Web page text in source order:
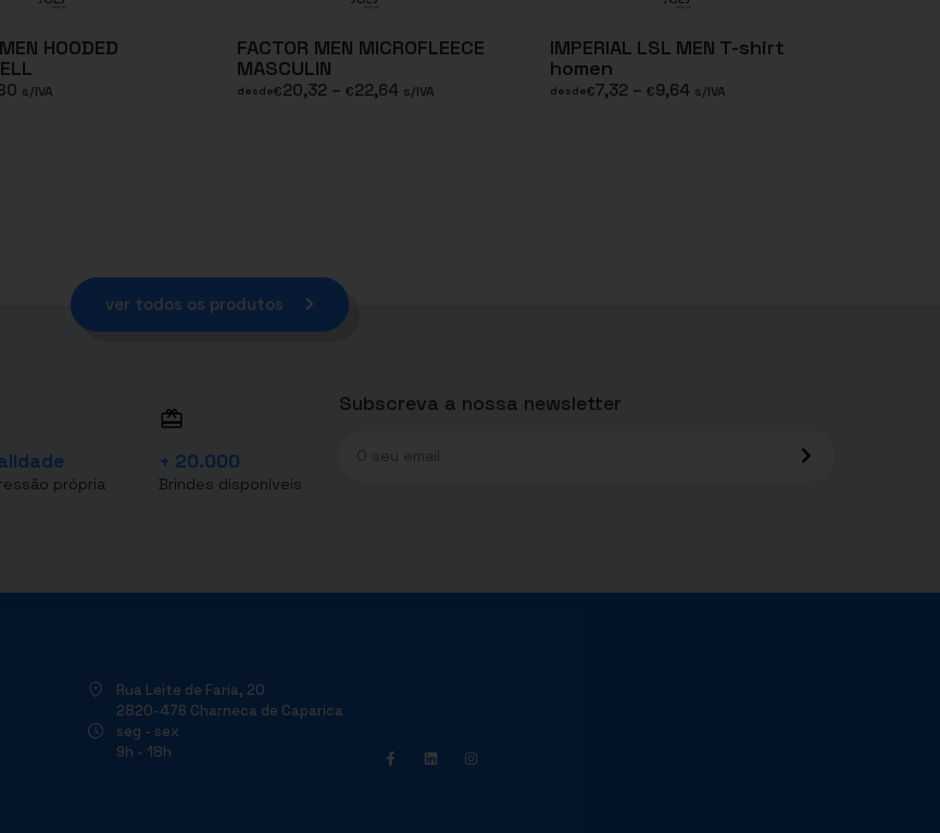
HOODED
s/IVA
FACTOR MEN MICROFLEECE
MASCULIN
desde€20,32 – €22,64 s/IVA
IMPERIAL LSL MEN T-shirt
homen
desde€7,32 – €9,64 s/IVA
ver todos os produtos
própria
+ 20.000
Brindes disponíveis
Subscreva a nossa newsletter
Rua Leite de Faria, 20
2820-476 Charneca de Caparica
seg - sex
9h - 18h